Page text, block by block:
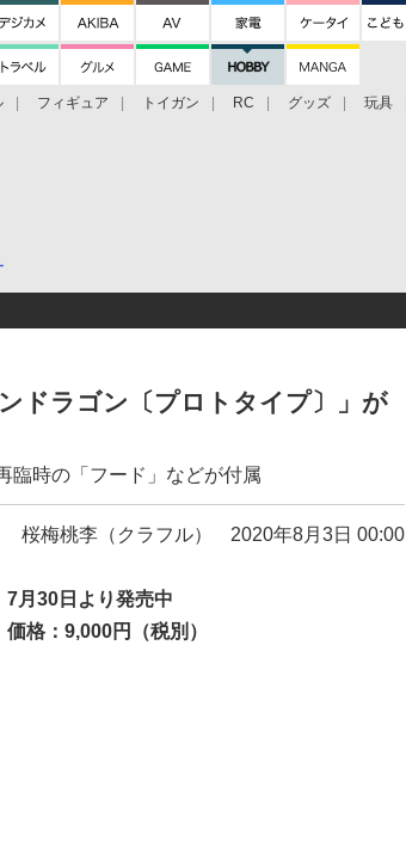
フィギュア トイガン RC グッズ 玩具
ドラゴン〔プロトタイプ〕」が
臨時の「フード」などが付属
桜梅桃李（クラフル） 2020年8月3日 00:00
7月30日より発売中
価格：9,000円（税別）